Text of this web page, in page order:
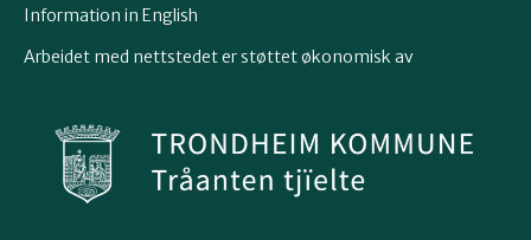
Information in English
Arbeidet med nettstedet er støttet økonomisk av